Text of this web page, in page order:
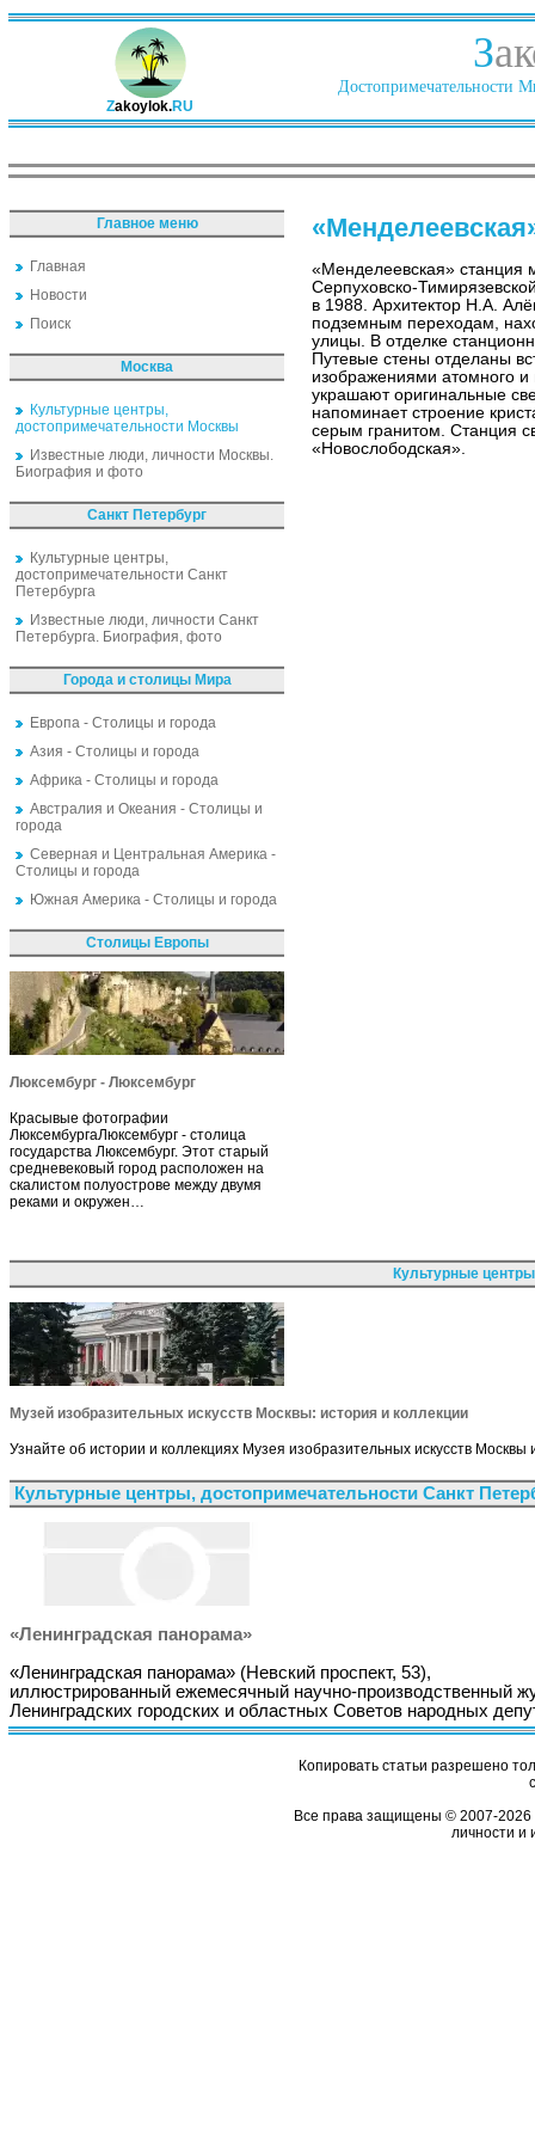
Zakoylok.RU
З
Достопримечательности
Главное меню
Главная
Новости
Поиск
Москва
Культурные центры,
достопримечательности Москвы
Известные люди, личности Москвы.
Биография и фото
Санкт Петербург
Культурные центры,
достопримечательности Санкт
Петербурга
Известные люди, личности Санкт
Петербурга. Биография, фото
Города и столицы Мира
Европа - Столицы и города
Азия - Столицы и города
Африка - Столицы и города
Австралия и Океания - Столицы и
города
Северная и Центральная Америка -
Столицы и города
Южная Америка - Столицы и города
Столицы Европы
Люксембург - Люксембург
Красывые фотографии
ЛюксембургаЛюксембург - столица
государства Люксембург. Этот старый
средневековый город расположен на
скалистом полуострове между двумя
реками и окружен…
«Менделеевская» станция
Серпуховско-
в 1988. Архитектор Н.А.
подземным переходам,
улицы. В отделке
Путевые стены отделаны
изображениями атомного
украшают оригинальные
напоминает строение
серым гранитом. Станция
«Новослободская».
Культурные
Музей изобразительных искусств Москвы: история и коллекции
Узнайте об истории и коллекциях Музея изобразительных искусств Москвы
Культурные центры, достопримечательности Санкт
«Ленинградская панорама»
«Ленинградская панорама» (Невский проспект, 53),
иллюстрированный ежемесячный научно-производственный
Ленинградских городских и областных Советов народных
Копировать статьи разрешено
Все права защищены © 2007-2026
личности и